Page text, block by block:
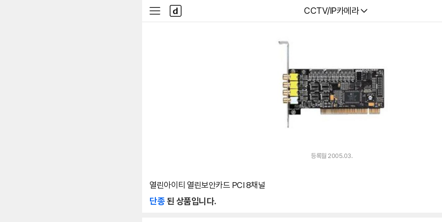
다나와
CCTV/IP카메라
사
이
다
나
와
등록월 2005.03.
열린아이티 열린보안카드 PCI 8채널
단종된 상품입니다.